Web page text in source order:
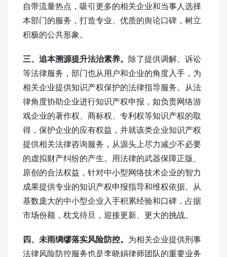
自带流量热点，吸引更多的相关企业和当事人选择
本部门的服务，打造专业、优质的舆论口碑，树立
积极的公共形象。
三、追本溯源提升法治素养。 除了提供调解、诉讼
等法律服务，部门也从用户和企业的角度入手，为
相关企业提供知识产权保护的法律指导服务。从法
律角度协助企业进行知识产权申报，如负责网络游
戏企业的著作权、商标权、专利权等知识产权的取
得，保护企业的应有权益，并就该类企业知识产权
提供相关法律咨询服务，从源头上尽力减少不必要
的虚拟财产纠纷的产生。用法律的武器保障正版、
原创的合法权益，针对中小型网络技术企业的智力
成果提供专业的知识产权申报指导和维权依据。从
基数庞大的中小型企业入手积累经验和口碑，占据
市场份额，枕戈待旦，迎接更新、更大的挑战。
四、未雨绸缪落实风险防控。 为相关企业提供刑事
法律风险防控服务也是李晓娟律师团队的重要业务